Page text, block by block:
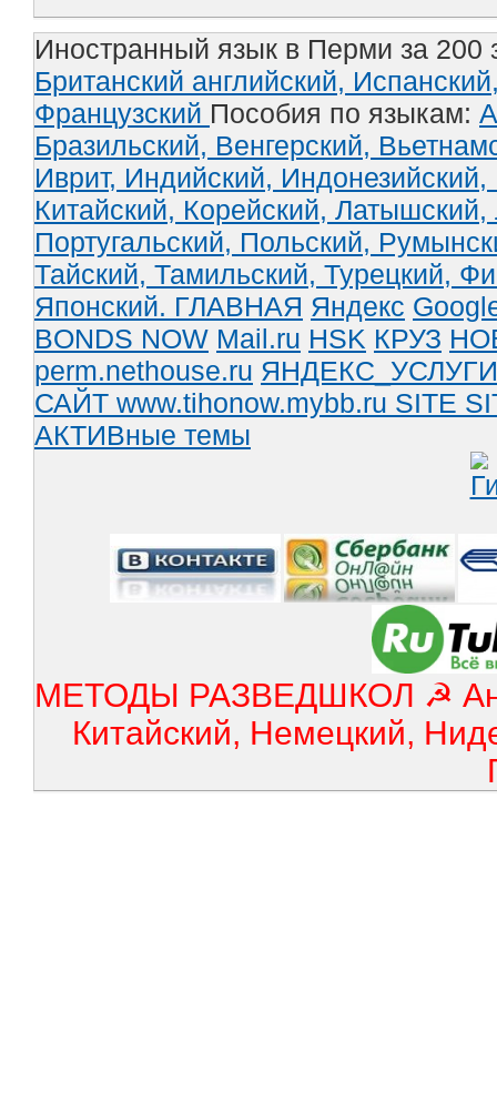
Иностранный язык в Перми за 200
Британский английский,
Французский Пособия по языкам:
Бразильский, Венгерский,
Иврит, Индийский, Индонезийский,
Китайский, Корейский, Латышский,
Португальский, Польский,
Тайский, Тамильский, Турецкий,
Японский. ГЛАВНАЯ Яндекс
BONDS NOW Mail.ru HSK КРУЗ
perm.nethouse.ru ЯНДЕКС_УСЛУГИ
САЙТ www.tihonow.mybb.ru SITE
АКТИВные темы
МЕТОДЫ РАЗВЕДШКОЛ ☭
Китайский, Немецкий,